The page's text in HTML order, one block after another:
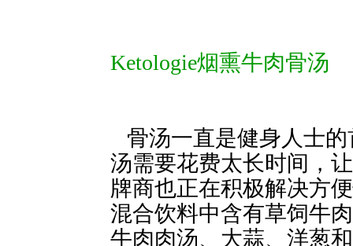
Ketologie烟熏牛肉骨汤
骨汤一直是健身人士
汤需要花费太长时
牌商也正在积极解决方
混合饮料中含有草饲牛
牛肉肉汤、大蒜、洋葱